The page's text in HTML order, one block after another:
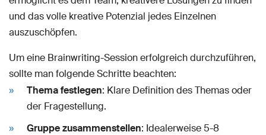
und das volle kreative Potenzial jedes Einzelnen
auszuschöpfen.
Um eine Brainwriting-Session erfolgreich durchzuführen,
sollte man folgende Schritte beachten:
Thema festlegen: Klare Definition des Themas oder
der Fragestellung.
Gruppe zusammenstellen: Idealerweise 5-8